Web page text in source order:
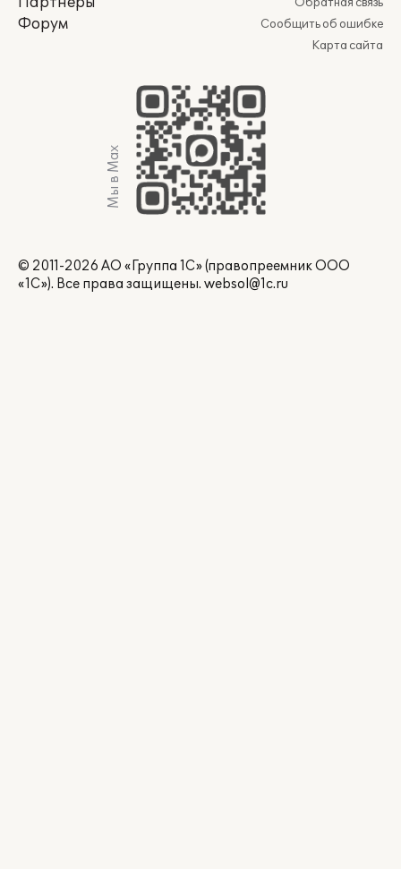
Форум
Сообщить об ошибке
Карта сайта
Мы в Max
© 2011-2026 АО «Группа 1С» (правопреемник ООО
«1С»). Все права защищены. websol@1c.ru